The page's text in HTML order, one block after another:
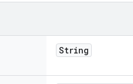
String